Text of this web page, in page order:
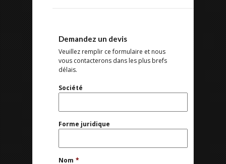
Demandez un devis
Veuillez remplir ce formulaire et nous
vous contacterons dans les plus brefs
délais.
Société
Forme juridique
Nom *